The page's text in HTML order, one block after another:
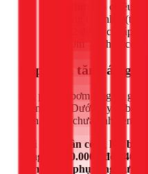
Đo chiều
sen tầng cao nhất
với 1.2 để có cột áp
cao 10m → chọn cột
Lắp bơm tăng áp
Chi phí lắp bơm tăng áp
nhân công. Dưới đây là
thống 1Fix, chưa tính tiền
Chi phí nhân công lắp
động từ 300.000đ đến
gồm vật tư phụ (ống